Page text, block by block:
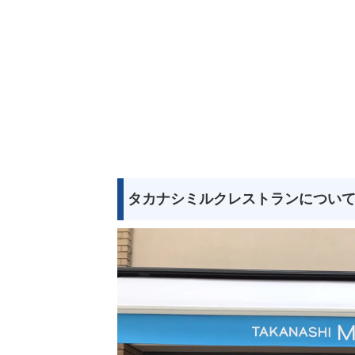
タカナシミルクレストランについて